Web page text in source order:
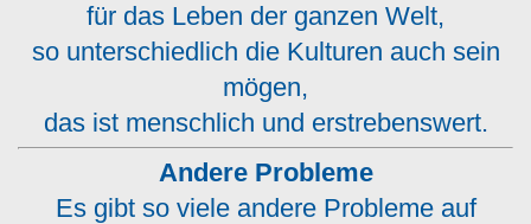
für das Leben der ganzen Welt,
so unterschiedlich die Kulturen auch sein
mögen,
das ist menschlich und erstrebenswert.
Andere Probleme
Es gibt so viele andere Probleme auf